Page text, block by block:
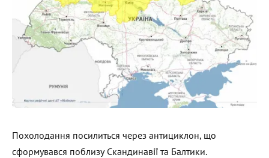
Похолодання посилиться через антициклон, що
сформувався поблизу Скандинавії та Балтики.